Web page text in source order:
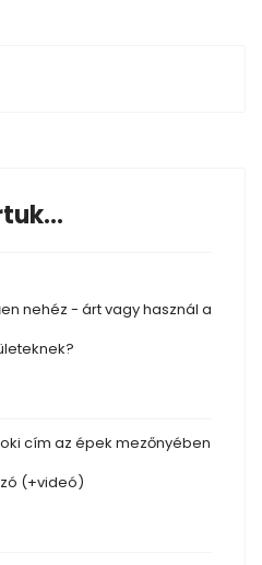
nehéz - árt vagy használ a
cím az épek mezőnyében
(+videó)